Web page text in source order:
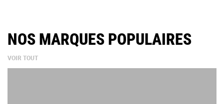
NOS MARQUES POPULAIRES
VOIR TOUT